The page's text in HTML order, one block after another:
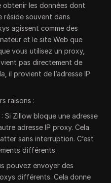
les données dont
réside souvent dans
agissent comme des
et le site Web que
vous utilisez un proxy,
pas directement de
il provient de l’adresse IP
raisons :
Si Zillow bloque une adresse
adresse IP proxy. Cela
sans interruption. C’est
différents.
pouvez envoyer des
différents. Cela donne